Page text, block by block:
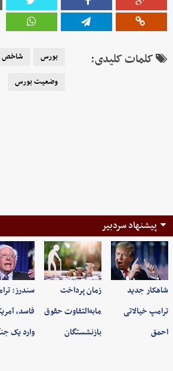
کلمات کلیدی: بورس
شاخص
وضعیت بورس
پیشنهاد سردبیر
شاهکار جدید
ترامپ خیالاتی
احمق
زمان پرداخت
مابه‌التفاوت حقوق
بازنشستگان
سندرز:
فاسد،
وارد یک